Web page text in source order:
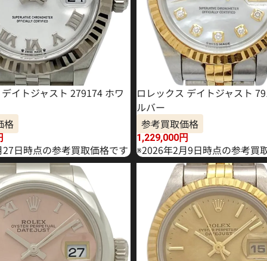
イトジャスト 279174 ホワ
格
日時点の参考買取価格です
ロレックス デイトジャスト
ルバー
参考買取価格
1,229,000円
※2026年2月9日時点の参考買